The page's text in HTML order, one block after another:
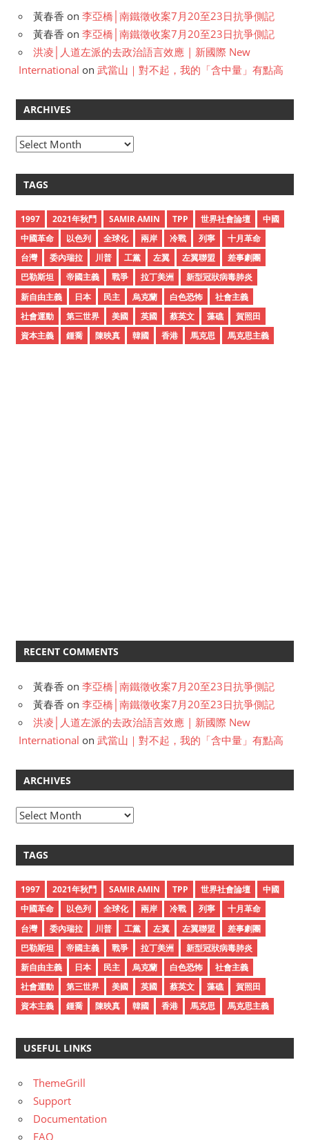
黃春香 on 李亞橋│南鐵徵收案7月20至23日抗爭側記
黃春香 on 李亞橋│南鐵徵收案7月20至23日抗爭側記
洪凌│人道左派的去政治語言效應 | 新國際 New
International on 武當山｜對不起，我的「含中量」有點高
ARCHIVES
A
h
v
e
s
TAGS
1997 2021年秋鬥 SAMIR AMIN TPP 世界社會論壇
中國
中國革命
以色列 全球化 兩岸 冷戰 列寧
十月革命
台灣
委內瑞拉 川普 工黨 左翼 左翼聯盟
差事劇團
巴勒斯坦
帝國主義 戰爭 拉丁美洲
新型冠狀病毒肺炎
新自由主義
日本 民主 烏克蘭 白色恐怖
社會主義
社會運動
第三世界 美國 英國 蔡英文 藻礁
賀照田
資本主義
鍾喬 陳映真 韓國 香港 馬克思 馬克思主義
RECENT COMMENTS
黃春香 on 李亞橋│南鐵徵收案7月20至23日抗爭側記
黃春香 on 李亞橋│南鐵徵收案7月20至23日抗爭側記
洪凌│人道左派的去政治語言效應 | 新國際 New
International on 武當山｜對不起，我的「含中量」有點高
ARCHIVES
A
h
v
e
s
TAGS
1997 2021年秋鬥 SAMIR AMIN TPP 世界社會論壇
中國
中國革命
以色列 全球化 兩岸 冷戰 列寧
十月革命
台灣
委內瑞拉 川普 工黨 左翼 左翼聯盟
差事劇團
巴勒斯坦
帝國主義 戰爭 拉丁美洲
新型冠狀病毒肺炎
新自由主義
日本 民主 烏克蘭 白色恐怖
社會主義
社會運動
第三世界 美國 英國 蔡英文 藻礁
賀照田
資本主義
鍾喬 陳映真 韓國 香港 馬克思 馬克思主義
USEFUL LINKS
ThemeGrill
Support
Documentation
FAQ